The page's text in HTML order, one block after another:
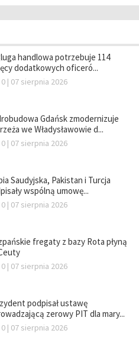
handlowa potrzebuje 114
dodatkowych oficeró...
0 | 07 sierpnia 2026
Gdańsk zmodernizuje
we Władysławowie d...
0 | 07 sierpnia 2026
Saudyjska, Pakistan i Turcja
wspólną umowę...
0 | 07 sierpnia 2026
fregaty z bazy Rota płyną
0 | 07 sierpnia 2026
podpisał ustawę
zerowy PIT dla mary...
0 | 07 sierpnia 2026